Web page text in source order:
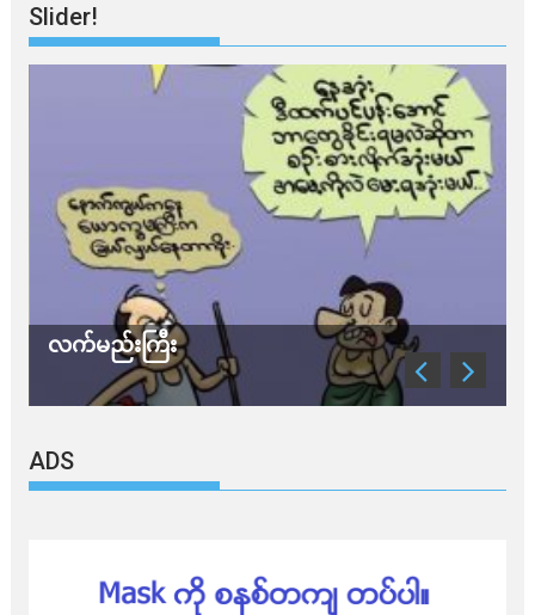
Slider!
ကြီး သတိ အိုမီခရွ
ADS